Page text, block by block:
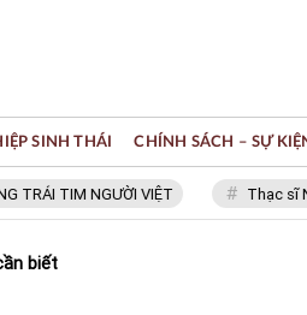
TIM NGƯỜI VIỆT Thạc sĩ
SINH THÁI CHÍNH SÁCH – SỰ
biết